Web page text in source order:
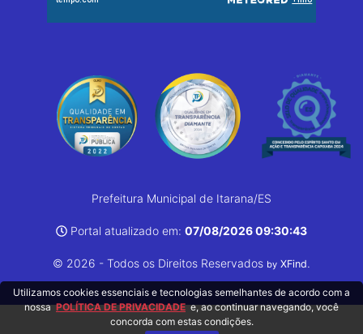
Prefeitura Municipal de Itarana/ES
Portal atualizado em: 07/08/2026 09:30:43
© 2026 - Todos os Direitos Reservados by XFind.
Utilizamos cookies essenciais e tecnologias semelhantes de acordo com a
nossaPOLÍTICA DE PRIVACIDADEe, ao continuar navegando, você
concorda com estas condições.